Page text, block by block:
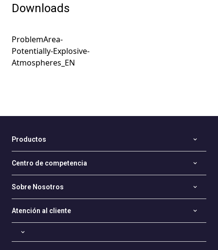
Downloads
ProblemArea-
Potentially-Explosive-
Atmospheres_EN
Productos
Centro de competencia
Sobre Nosotros
Atención al cliente